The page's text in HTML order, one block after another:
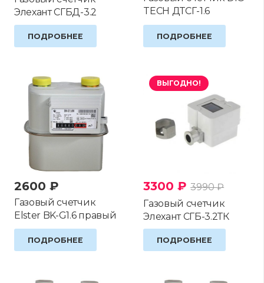
Элехант СГБД-3.2
ПОДРОБНЕЕ
TECH ДТСГ-1.6
ПОДРОБНЕЕ
2600 ₽
Газовый счетчик
Elster BK-G1.6 правый
ПОДРОБНЕЕ
ВЫГОДНО!
3300₽ 3990₽
Газовый счетчик
Элехант СГБ-3.2ТК
ПОДРОБНЕЕ